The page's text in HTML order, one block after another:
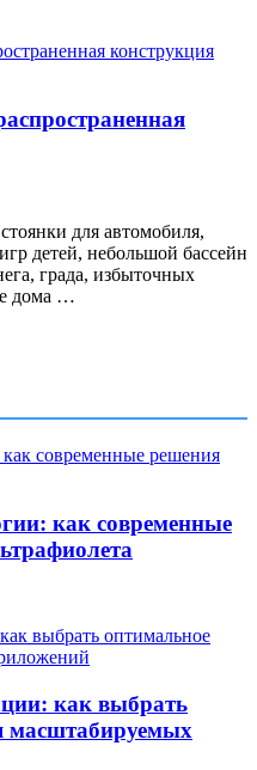
для автомобиля,
детей, небольшой бассейн
града, избыточных
дома …
как современные
как выбрать
масштабируемых